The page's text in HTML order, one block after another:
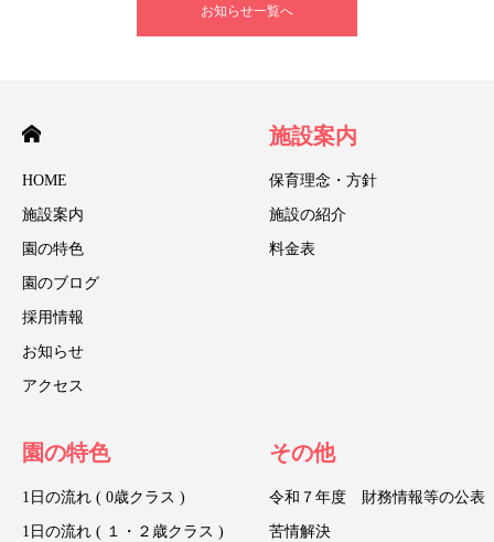
お知らせ一覧へ
HOME
施設案内
園の特色
園のブログ
採用情報
お知らせ
アクセス
施設案内
保育理念・方針
施設の紹介
料金表
園の特色
1日の流れ ( 0歳クラス )
1日の流れ ( １・２歳クラス )
その他
令和７年度 財務情報等の公表
苦情解決